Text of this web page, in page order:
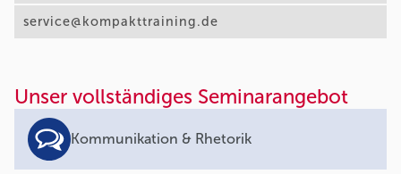
service@kompakttraining.de
Unser vollständiges Seminarangebot
Kommunikation & Rhetorik